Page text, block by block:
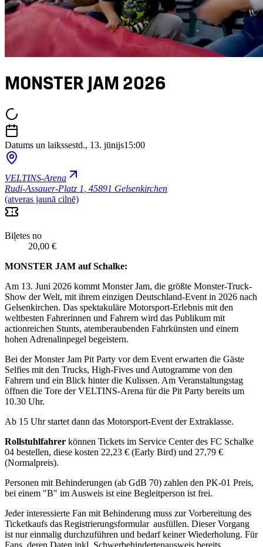
MONSTER JAM 2026
Datums un laikssestd., 13. jūnijs15:00
VELTINS-Arena
Rudi-Assauer-Platz 1 45891 Gelsenkirchen
(atveras jaunā cilnē)
Biļetes no
20,00 €
MONSTER JAM auf Schalke:
Am 13. Juni 2026 kommt Monster Jam, die größte Monster-Truck-
Show der Welt, mit ihrem einzigen Deutschland-Event in 2026 nach
Gelsenkirchen. Das spektakuläre Motorsport-Erlebnis mit den
weltbesten Fahrerinnen und Fahrern wird das Publikum mit
actionreichen Stunts, atemberaubenden Fahrkünsten und einem
hohen Adrenalinpegel begeistern.
Bei der Monster Jam Pit Party vor dem Event erwarten die Gäste
Selfies mit den Trucks, High-Fives und Autogramme von den
Fahrern und ein Blick hinter die Kulissen. Am Veranstaltungstag
öffnen die Tore der VELTINS-Arena für die Pit Party bereits um
10.30 Uhr.
Ab 15 Uhr startet dann das Motorsport-Event der Extraklasse.
Rollstuhlfahrer können Tickets im Service Center des FC Schalke
04 bestellen, diese kosten 22,23 € (Early Bird) und 27,79 €
(Normalpreis).
Personen mit Behinderungen (ab GdB 70) zahlen den PK-01 Preis,
bei einem "B" im Ausweis ist eine Begleitperson ist frei.
Jeder interessierte Fan mit Behinderung muss zur Vorbereitung des
Ticketkaufs das Registrierungsformular ausfüllen. Dieser Vorgang
ist nur einmalig durchzuführen und bedarf keiner Wiederholung. Für
Fans, deren Daten inkl. Schwerbehindertenausweis bereits